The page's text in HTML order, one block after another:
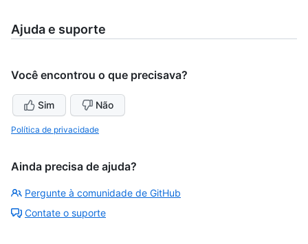
Ajuda e suporte
Você encontrou o que precisava?
Sim Não
Política de privacidade
Ainda precisa de ajuda?
Pergunte à comunidade de GitHub
Contate o suporte